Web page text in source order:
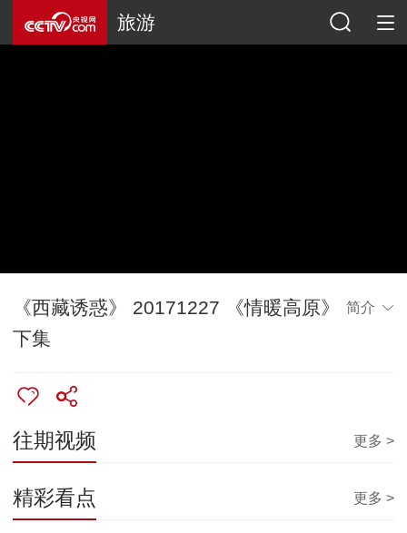
旅游
《西藏诱惑》 20171227 《情暖高原》
下集
简介
往期视频 更多 >
精彩看点 更多 >